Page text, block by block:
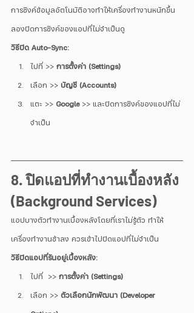
การซิงค์ข้อมูลอัตโนมัติอาจทำให้เครื่องทำงานหนักขึ้น
ลองปิดการซิงค์ของแอปที่ไม่จำเป็นดู
วิธีปิด Auto-Sync:
ไปที่ >> การตั้งค่า (Settings)
เลือก >> บัญชี (Accounts)
แตะ >> Google >> และปิดการซิงค์ของแอปที่ไม่
จำเป็น
8. ปิดแอปที่ทำงานเบื้องหลัง
(Background Services)
แอปบางตัวทำงานเบื้องหลังโดยที่เราไม่รู้ตัว ทำให้
เครื่องทำงานช้าลง ควรเข้าไปปิดแอปที่ไม่จำเป็น
วิธีปิดแอปที่รันอยู่เบื้องหลัง:
ไปที่  >> การตั้งค่า (Settings)
เลือก >> ตัวเลือกนักพัฒนา (Developer